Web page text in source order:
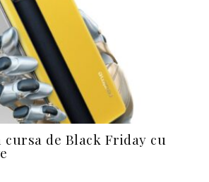
de Black Friday cu